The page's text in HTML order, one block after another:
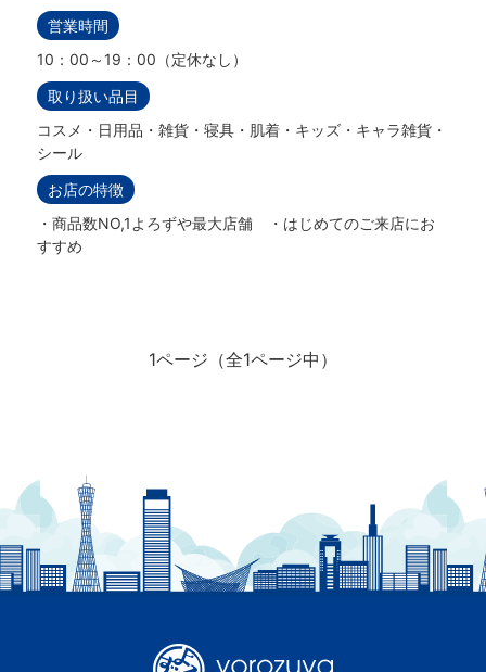
営業時間
10：00～19：00（定休なし）
取り扱い品目
コスメ・日用品・雑貨・寝具・肌着・キッズ・キャラ雑貨・
シール
お店の特徴
・商品数NO,1よろずや最大店舗 ・はじめてのご来店にお
すすめ
1ページ（全1ページ中）